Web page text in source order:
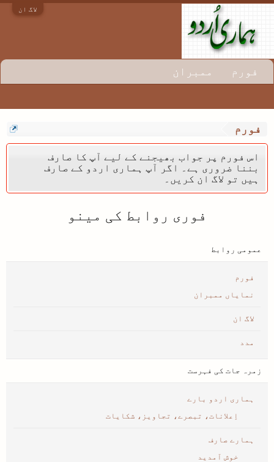
لاگ ان
فورم
اس فورم پر جواب بھیجنے کے لیے آپ کا صارف
بننا ضروری ہے۔ اگر آپ ہماری اردو کے صارف
ہیں تو لاگ ان کریں۔
فوری روابط کی مینو
عمومی روابط
فورم
نمایاں ممبران
لاگ ان
مدد
زمرہ جات کی فہرست
ہماری اردو بارے
اِعلانات، تبصرے، تجاویز، شکایات
ہمارے صارف
خوش آمدید
فورم ممبران